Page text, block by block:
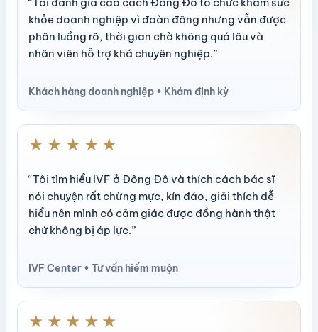
khỏe doanh nghiệp vì đoàn đông nhưng vẫn được
phân luồng rõ, thời gian chờ không quá lâu và
nhân viên hỗ trợ khá chuyên nghiệp.”
Khách hàng doanh nghiệp • Khám định kỳ
★★★★★
“Tôi tìm hiểu IVF ở Đông Đô và thích cách bác sĩ
nói chuyện rất chừng mực, kín đáo, giải thích dễ
hiểu nên mình có cảm giác được đồng hành thật
chứ không bị áp lực.”
IVF Center • Tư vấn hiếm muộn
★★★★★